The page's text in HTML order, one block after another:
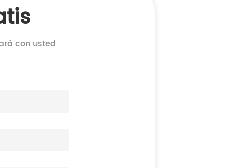
con usted